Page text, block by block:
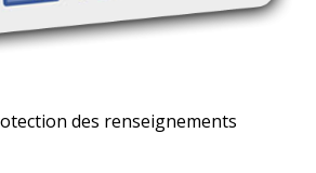
des renseignements